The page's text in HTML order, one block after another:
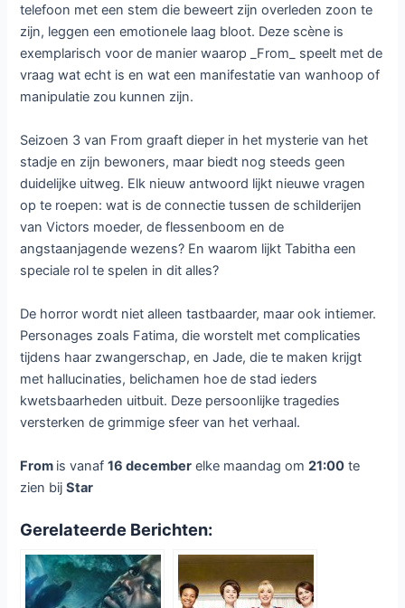
telefoon met een stem die beweert zijn overleden zoon te
zijn, leggen een emotionele laag bloot. Deze scène is
exemplarisch voor de manier waarop _From_ speelt met de
vraag wat echt is en wat een manifestatie van wanhoop of
manipulatie zou kunnen zijn.
Seizoen 3 van From graaft dieper in het mysterie van het
stadje en zijn bewoners, maar biedt nog steeds geen
duidelijke uitweg. Elk nieuw antwoord lijkt nieuwe vragen
op te roepen: wat is de connectie tussen de schilderijen
van Victors moeder, de flessenboom en de
angstaanjagende wezens? En waarom lijkt Tabitha een
speciale rol te spelen in dit alles?
De horror wordt niet alleen tastbaarder, maar ook intiemer.
Personages zoals Fatima, die worstelt met complicaties
tijdens haar zwangerschap, en Jade, die te maken krijgt
met hallucinaties, belichamen hoe de stad ieders
kwetsbaarheden uitbuit. Deze persoonlijke tragedies
versterken de grimmige sfeer van het verhaal.
From is vanaf16 december elke maandag om21:00 te
zien bijStar
Gerelateerde Berichten: